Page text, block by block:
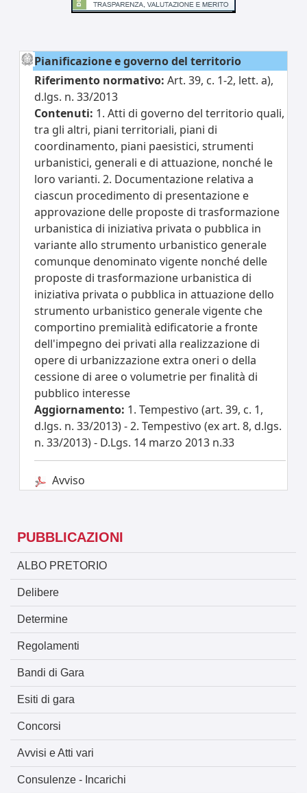
Pianificazione e governo del territorio
Riferimento normativo: Art. 39, c. 1-2, lett. a),
d.lgs. n. 33/2013
Contenuti: 1. Atti di governo del territorio quali,
tra gli altri, piani territoriali, piani di
coordinamento, piani paesistici, strumenti
urbanistici, generali e di attuazione, nonché le
loro varianti. 2. Documentazione relativa a
ciascun procedimento di presentazione e
approvazione delle proposte di trasformazione
urbanistica di iniziativa privata o pubblica in
variante allo strumento urbanistico generale
comunque denominato vigente nonché delle
proposte di trasformazione urbanistica di
iniziativa privata o pubblica in attuazione dello
strumento urbanistico generale vigente che
comportino premialità edificatorie a fronte
dell'impegno dei privati alla realizzazione di
opere di urbanizzazione extra oneri o della
cessione di aree o volumetrie per finalità di
pubblico interesse
Aggiornamento: 1. Tempestivo (art. 39, c. 1,
d.lgs. n. 33/2013) - 2. Tempestivo (ex art. 8, d.lgs.
n. 33/2013) - D.Lgs. 14 marzo 2013 n.33
Avviso
PUBBLICAZIONI
ALBO PRETORIO
Delibere
Determine
Regolamenti
Bandi di Gara
Esiti di gara
Concorsi
Avvisi e Atti vari
Consulenze - Incarichi